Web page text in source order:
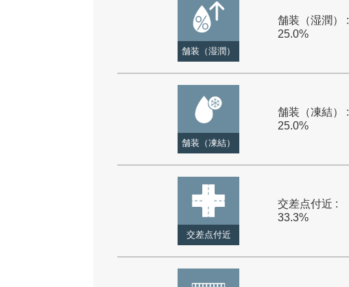
舗装（湿潤）
舗装（湿潤） :
25.0%
舗装（凍結）
舗装（凍結） :
25.0%
交差点付近
交差点付近 :
33.3%